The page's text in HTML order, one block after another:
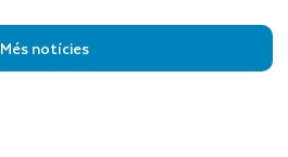
Més notícies